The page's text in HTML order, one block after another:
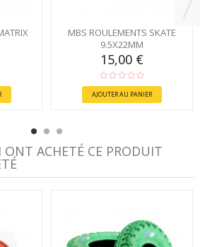
MBS ROULEMENTS SKATE
9.5X22MM
15,00 €
AJOUTER AU PANIER
ONT ACHETÉ CE PRODUIT